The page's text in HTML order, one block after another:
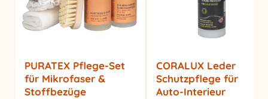
PURATEX Pflege-Set
für Mikrofaser &
Stoffbezüge
CORALUX Leder
Schutzpflege für
Auto-Interieur